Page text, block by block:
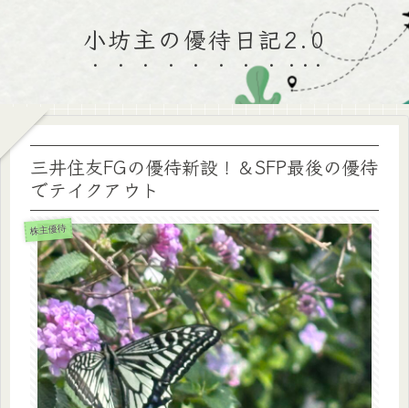
小坊主の優待日記2.0
三井住友FGの優待新設！＆SFP最後の優待
でテイクアウト
株主優待